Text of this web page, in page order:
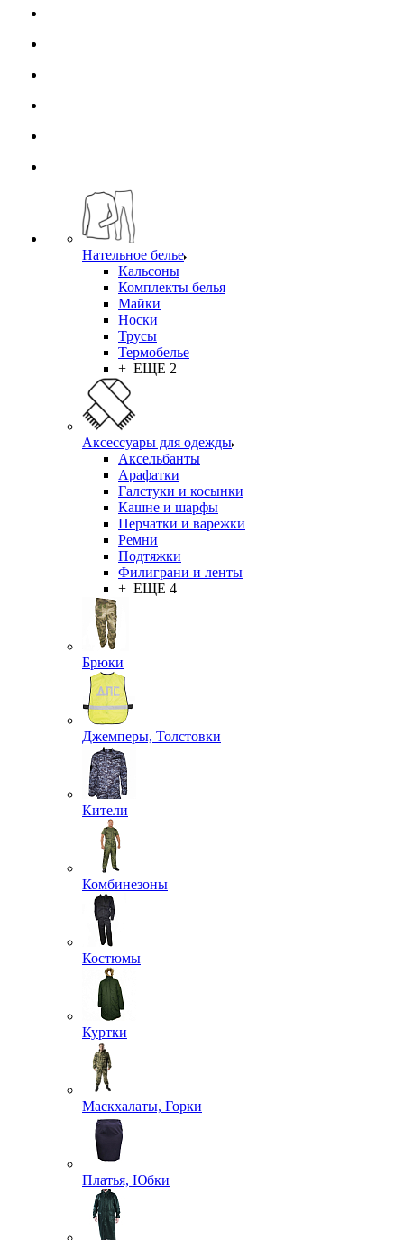
Нательное белье
Кальсоны
Комплекты белья
Майки
Носки
Трусы
Термобелье
+ ЕЩЕ 2
Аксессуары для одежды
Аксельбанты
Арафатки
Галстуки и косынки
Кашне и шарфы
Перчатки и варежки
Ремни
Подтяжки
Филиграни и ленты
+ ЕЩЕ 4
Брюки
Джемперы, Толстовки
Кители
Комбинезоны
Костюмы
Куртки
Маскхалаты, Горки
Платья, Юбки